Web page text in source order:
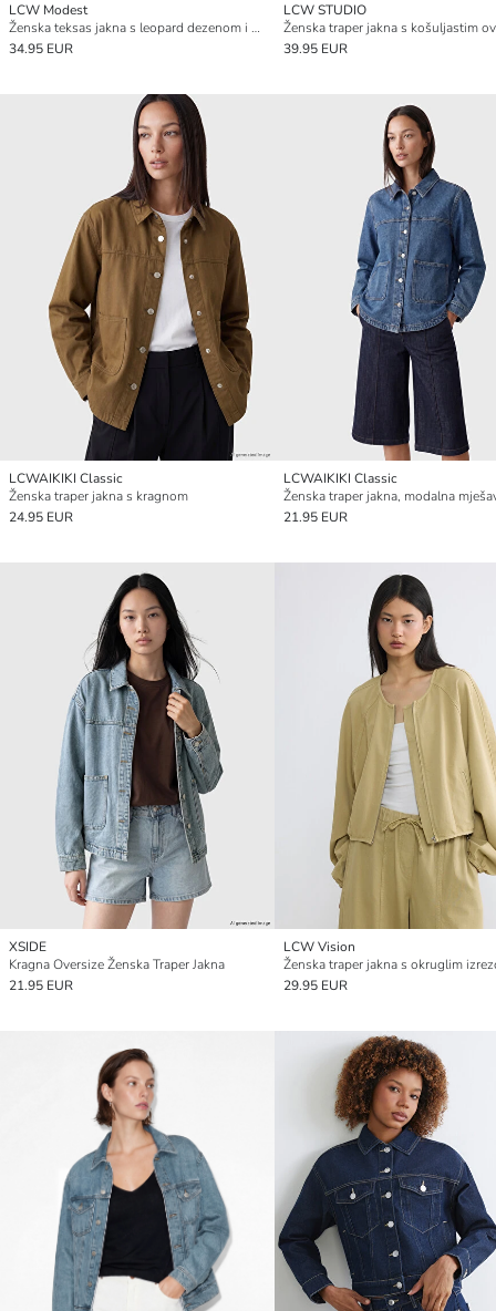
LCW Modest
Ženska teksas jakna s leopard dezenom i kragnom košulje
34.95 EUR
LCW STUDIO
39.95 EUR
LCWAIKIKI Classic
Ženska traper jakna s kragnom
24.95 EUR
LCWAIKIKI Classic
Ženska traper jakna, modalna
21.95 EUR
XSIDE
Kragna Oversize Ženska Traper Jakna
21.95 EUR
LCW Vision
Ženska traper jakna s okruglim
29.95 EUR